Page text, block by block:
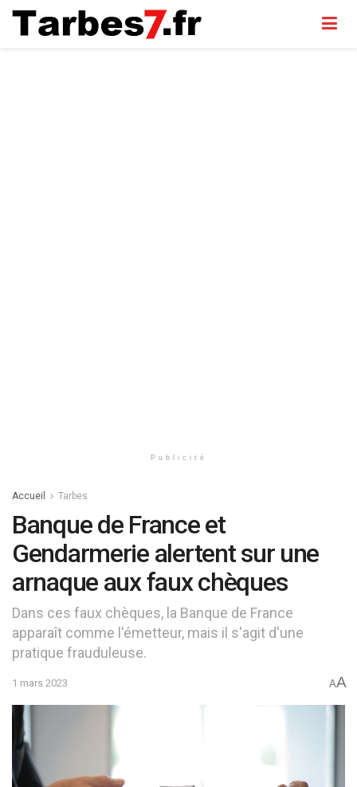
Publicité
Accueil Tarbes
Banque de France et
Gendarmerie alertent sur une
arnaque aux faux chèques
Dans ces faux chèques, la Banque de France
apparaît comme l'émetteur, mais il s'agit d'une
pratique frauduleuse.
1 mars 2023 AA